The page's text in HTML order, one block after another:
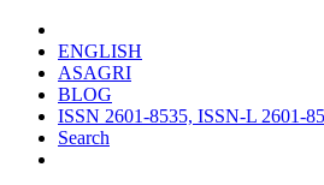
ENGLISH
ASAGRI
BLOG
ISSN 2601-8535, ISSN-L 2601-
Search